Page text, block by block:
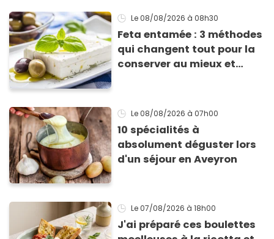
Le 08/08/2026 à 08h30
Feta entamée : 3 méthodes
qui changent tout pour la
conserver au mieux et
Le 08/08/2026 à 07h00
10 spécialités à
absolument déguster lors
d'un séjour en Aveyron
Le 07/08/2026 à 18h00
J'ai préparé ces boulettes